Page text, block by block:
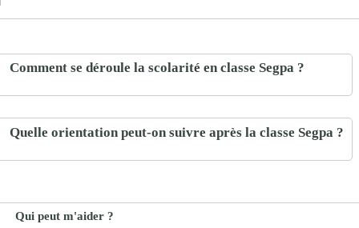
scolaires
privés
Visiter,
découvrir
et
s'amuser
Comment se déroule la scolarité en classe Segpa ?
Quelle orientation peut-on suivre après la classe Segpa ?
Qui peut m'aider ?